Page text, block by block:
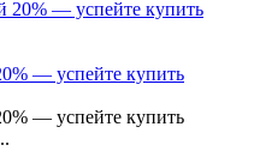
— успейте купить
— успейте купить